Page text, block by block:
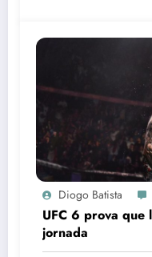
Diogo Batista
UFC 6 prova que
jornada